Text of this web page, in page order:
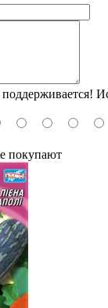
покупают